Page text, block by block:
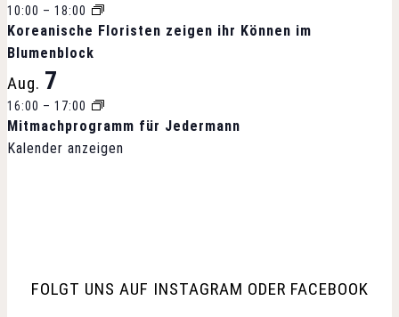
10:00 – 18:00
Koreanische Floristen zeigen ihr Können im
Blumenblock
Aug. 7
16:00 – 17:00
Mitmachprogramm für Jedermann
Kalender anzeigen
FOLGT UNS AUF INSTAGRAM ODER FACEBOOK